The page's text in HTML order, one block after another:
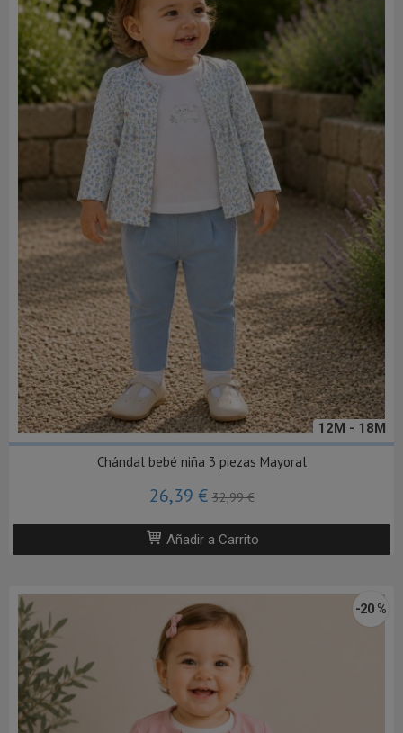
12M - 18M
Chándal bebé niña 3 piezas Mayoral
26,39 €32,99 €
Añadir a Carrito
-20 %